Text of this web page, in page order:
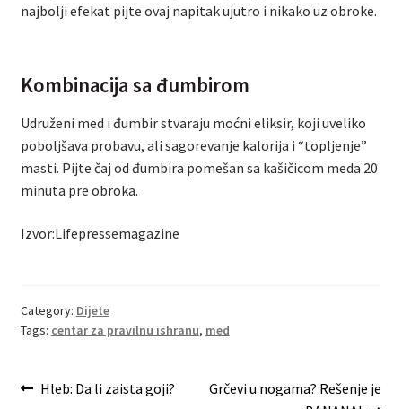
najbolji efekat pijte ovaj napitak ujutro i nikako uz obroke.
Kombinacija sa đumbirom
Udruženi med i đumbir stvaraju moćni eliksir, koji uveliko
poboljšava probavu, ali sagorevanje kalorija i “topljenje”
masti. Pijte čaj od đumbira pomešan sa kašičicom meda 20
minuta pre obroka.
Izvor:Lifepressemagazine
Category: Dijete
Tags: centar za pravilnu ishranu, med
Post
Previous
Hleb: Da li zaista goji?
Next
Grčevi u nogama? Rešenje je